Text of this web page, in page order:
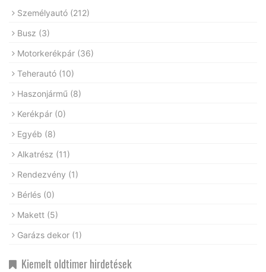
Személyautó (212)
Busz (3)
Motorkerékpár (36)
Teherautó (10)
Haszonjármű (8)
Kerékpár (0)
Egyéb (8)
Alkatrész (11)
Rendezvény (1)
Bérlés (0)
Makett (5)
Garázs dekor (1)
Kiemelt oldtimer hirdetések